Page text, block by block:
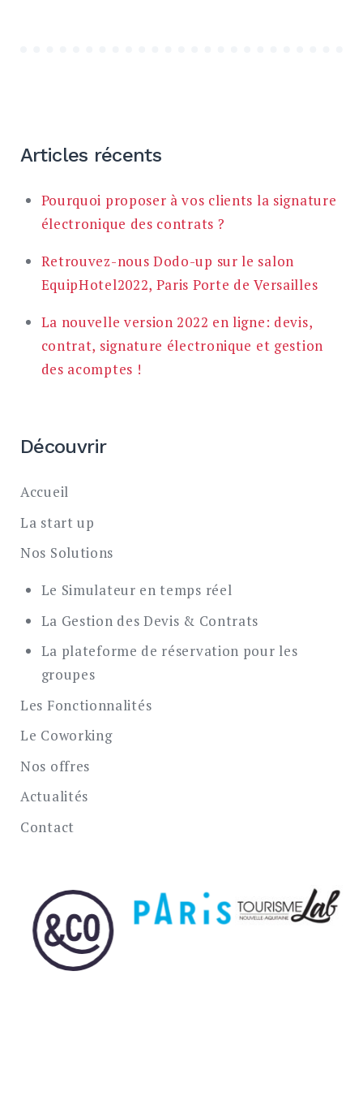
Articles récents
Pourquoi proposer à vos clients la signature
électronique des contrats ?
Retrouvez-nous Dodo-up sur le salon
EquipHotel2022, Paris Porte de Versailles
La nouvelle version 2022 en ligne: devis,
contrat, signature électronique et gestion
des acomptes !
Découvrir
Accueil
La start up
Nos Solutions
Le Simulateur en temps réel
La Gestion des Devis & Contrats
La plateforme de réservation pour les
groupes
Les Fonctionnalités
Le Coworking
Nos offres
Actualités
Contact